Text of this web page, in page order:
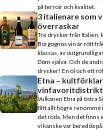
på terroir och kvalitet.
3 italienare som
överraskar
Tre drycker från Italien,
Borgognos vin är rött
klassas, av outgrundlig
Döm själva. Och de
drycker! En öl och ett
Etna –
vinfavoritdistrikt
Vulkanen Etna på östra
fått allt högre renommé
det röda. Men det finns
vi kanske var beredda